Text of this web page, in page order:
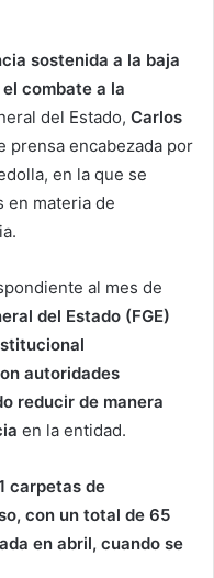
sostenida a la baja
combate a la
del Estado, Carlos
prensa encabezada por
en la que se
en materia de
al mes de
del Estado (FGE)
autoridades
reducir de manera
en la entidad.
carpetas de
con un total de 65
en abril, cuando se